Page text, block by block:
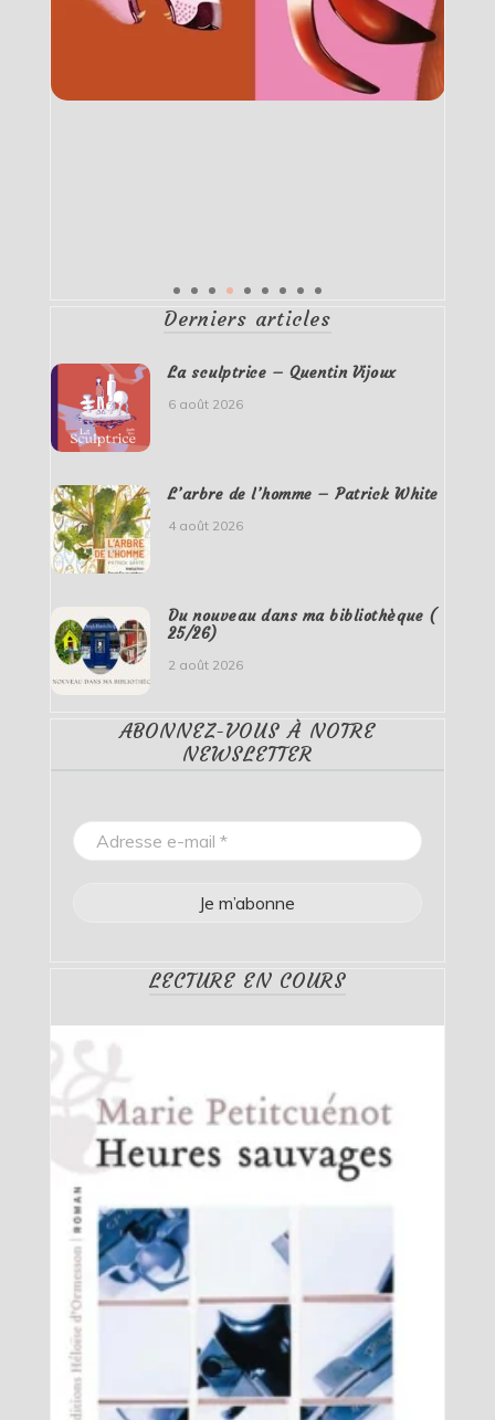
Derniers articles
La sculptrice – Quentin Vijoux
6 août 2026
L’arbre de l’homme – Patrick White
4 août 2026
Du nouveau dans ma bibliothèque (
25/26)
2 août 2026
ABONNEZ-VOUS À NOTRE
NEWSLETTER
LECTURE EN COURS